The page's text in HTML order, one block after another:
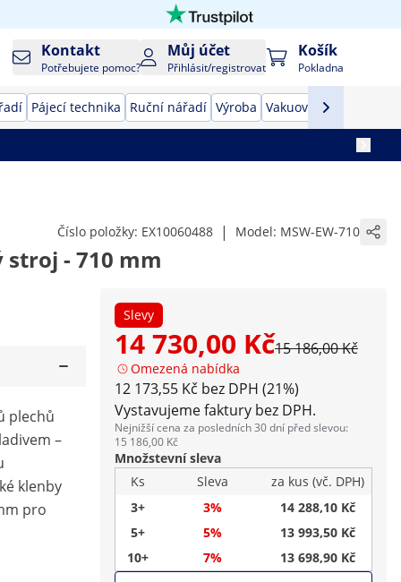
Kontakt
Potřebujete pomoc?
Můj účet
Přihlásit/registrovat
Košík
Pokladna
Pájecí technika Ruční nářadí Výroba Vakuovačky
Číslo položky: EX10060488 | Model: MSW-EW-710
- 710 mm
Slevy
14 730,00 Kč15 186,00 Kč
Omezená nabídka
12 173,55 Kč bez DPH (21%)
Vystavujeme faktury bez DPH.
Nejnižší cena za posledních 30 dní před slevou:
15 186,00 Kč
Množstevní sleva
Ks
Sleva
za kus (vč. DPH)
3+
3%
14 288,10 Kč
5+
5%
13 993,50 Kč
10+
7%
13 698,90 Kč
plechů
–
klenby
pro